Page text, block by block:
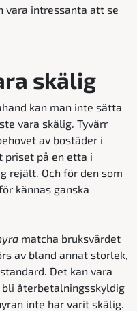
vara intressanta att se
skälig
kan man inte sätta
vara skälig. Tyvärr
av bostäder i
priset på en etta i
rejält. Och för den som
kännas ganska
matcha bruksvärdet
av bland annat storlek,
Det kan vara
återbetalningsskyldig
inte har varit skälig.